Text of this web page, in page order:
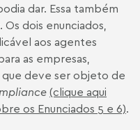
dar. Essa também
dois enunciados,
aos agentes
as empresas,
deve ser objeto de
(clique aqui
os Enunciados 5 e 6).